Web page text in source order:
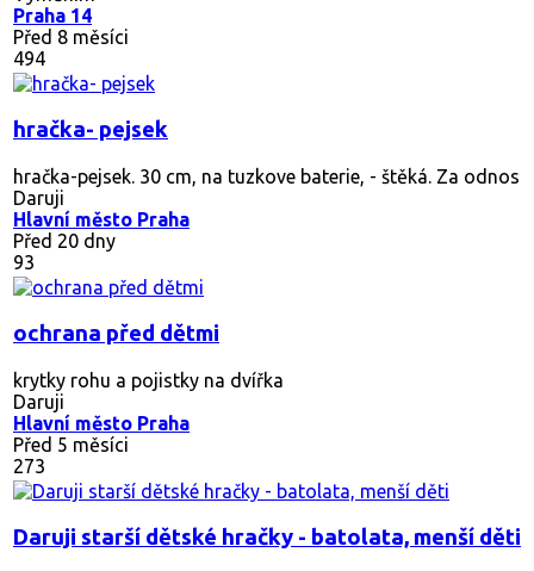
Praha 14
Před 8 měsíci
494
hračka- pejsek
hračka-pejsek. 30 cm, na tuzkove baterie, - štěká. Za odnos
Daruji
Hlavní město Praha
Před 20 dny
93
ochrana před dětmi
krytky rohu a pojistky na dvířka
Daruji
Hlavní město Praha
Před 5 měsíci
273
Daruji starší dětské hračky - batolata, menší děti